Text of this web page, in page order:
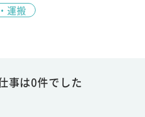
運搬
事は0件でした